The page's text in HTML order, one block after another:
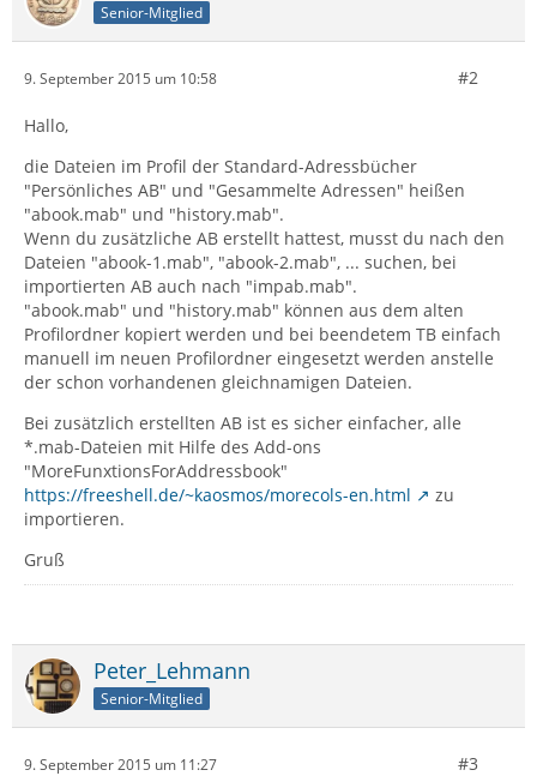
Senior-Mitglied
9. September 2015 um 10:58 #2
Hallo,
die Dateien im Profil der Standard-Adressbücher
"Persönliches AB" und "Gesammelte Adressen" heißen
"abook.mab" und "history.mab".
Wenn du zusätzliche AB erstellt hattest, musst du nach den
Dateien "abook-1.mab", "abook-2.mab", ... suchen, bei
importierten AB auch nach "impab.mab".
"abook.mab" und "history.mab" können aus dem alten
Profilordner kopiert werden und bei beendetem TB einfach
manuell im neuen Profilordner eingesetzt werden anstelle
der schon vorhandenen gleichnamigen Dateien.
Bei zusätzlich erstellten AB ist es sicher einfacher, alle
*.mab-Dateien mit Hilfe des Add-ons
"MoreFunxtionsForAddressbook"
https://freeshell.de/~kaosmos/morecols-en.html
zu
importieren.
Gruß
Peter_Lehmann
Senior-Mitglied
9. September 2015 um 11:27 #3